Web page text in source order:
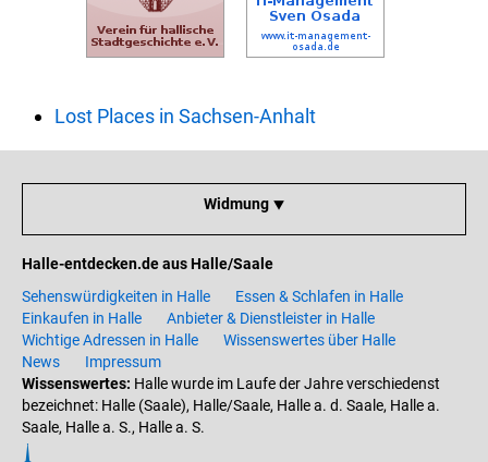
Lost Places in Sachsen-Anhalt
Widmung ⯆
Halle-entdecken.de aus Halle/Saale
Sehenswürdigkeiten in Halle
Essen & Schlafen in Halle
Einkaufen in Halle
Anbieter & Dienstleister in Halle
Wichtige Adressen in Halle
Wissenswertes über Halle
News
Impressum
Wissenswertes: Halle wurde im Laufe der Jahre verschiedenst
bezeichnet: Halle (Saale), Halle/Saale, Halle a. d. Saale, Halle a.
Saale, Halle a. S., Halle a. S.